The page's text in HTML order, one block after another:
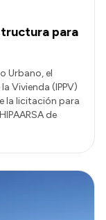
para
Urbano, el
Vivienda (IPPV)
la licitación para
de